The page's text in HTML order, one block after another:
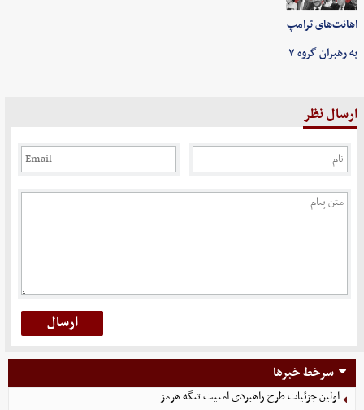
اهانت‌های ترامپ
به رهبران گروه ۷
ارسال نظر
سرخط خبرها
اولین جزئیات طرح راهبردی امنیت تنگه هرمز